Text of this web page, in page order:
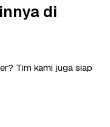
di
Tim kami juga siap